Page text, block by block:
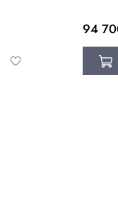
94